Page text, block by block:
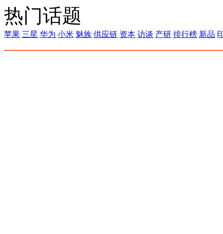
热门话题
苹果 三星 华为 小米 魅族 供应链 资本 访谈 产研 排行榜 新品